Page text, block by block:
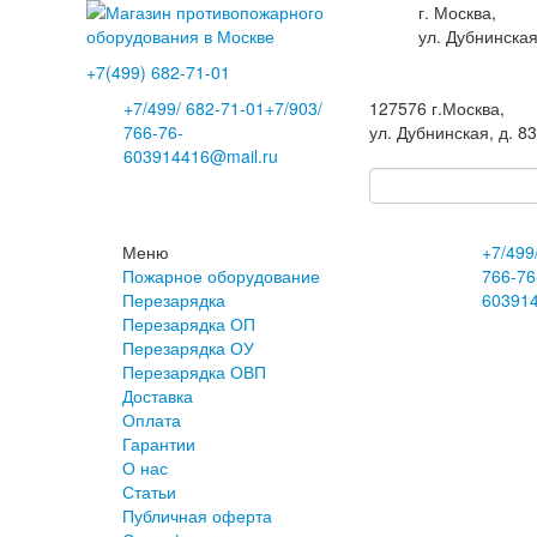
г. Москва,
ул.
+7(499) 682-71-01
+7/499/682-71-01 +7/903/
766-76-
603914416@mail.ru
127576 г.Москва,
ул. Дубнинская, д.
Меню
Пожарное оборудование
Перезарядка
Перезарядка ОП
Перезарядка ОУ
Перезарядка ОВП
Доставка
Оплата
Гарантии
О нас
Статьи
Публичная оферта
+7/
766-
60